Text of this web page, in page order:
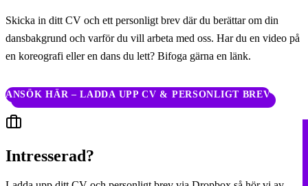
Skicka in ditt CV och ett personligt brev där du berättar om din
dansbakgrund och varför du vill arbeta med oss. Har du en video på
en koreografi eller en dans du lett? Bifoga gärna en länk.
ANSÖK HÄR – LADDA UPP CV & PERSONLIGT BREV
Intresserad?